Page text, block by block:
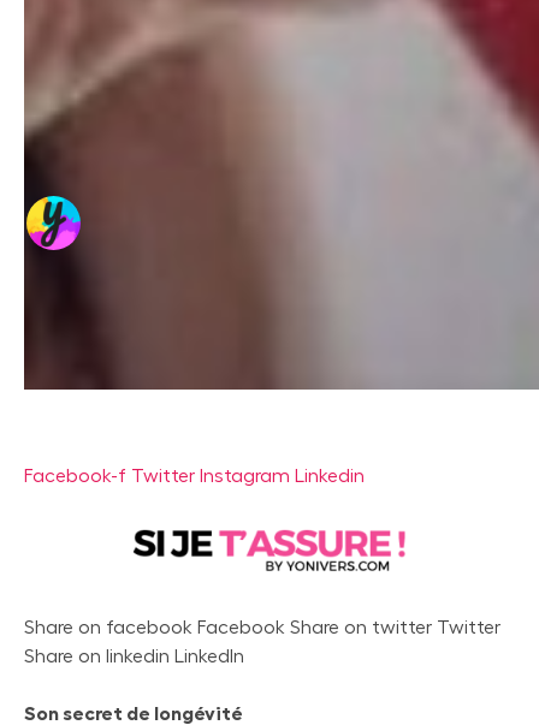
Facebook-f Twitter Instagram Linkedin
Share on facebook Facebook Share on twitter Twitter
Share on linkedin LinkedIn
Son secret de longévité